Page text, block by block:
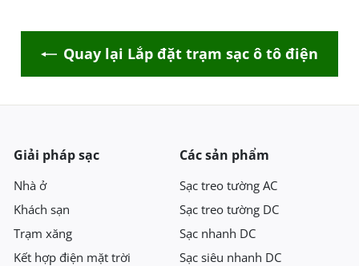
Quay lại Lắp đặt trạm sạc ô tô điện
Giải pháp sạc
Nhà ở
Khách sạn
Trạm xăng
Kết hợp điện mặt trời
Các sản phẩm
Sạc treo tường AC
Sạc treo tường DC
Sạc nhanh DC
Sạc siêu nhanh DC